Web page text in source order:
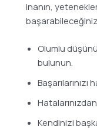
inanın,
Olumlu
bulunun.
Kendinizi